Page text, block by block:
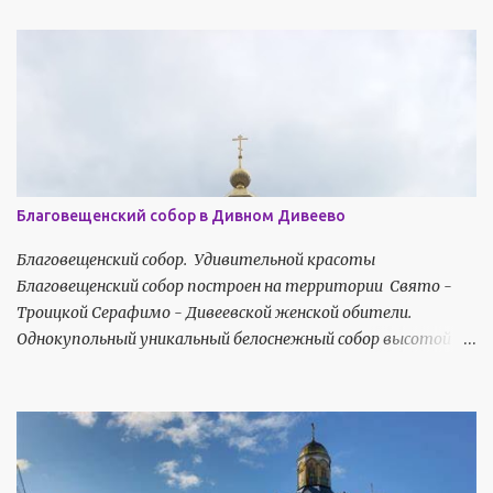
Благовещенский собор в Дивном Дивеево
Благовещенский собор. Удивительной красоты
Благовещенский собор построен на территории Свято -
Троицкой Серафимо - Дивеевской женской обители.
Однокупольный уникальный белоснежный собор высотой 60
честь Благовещения Пресвятой Богородицы . В нижнем
храме главный престол в честь Успения Пресвятой
Богородицы . К собору ведет просторная лестница в три